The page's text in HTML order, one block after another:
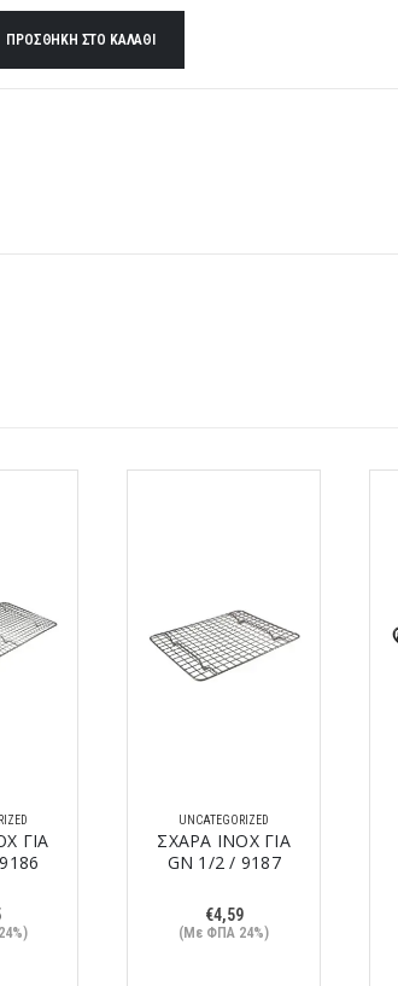
ΠΡΟΣΘΉΚΗ ΣΤΟ ΚΑΛΆΘΙ
ΓΙΑ
UNCATEGORIZED
ΣΧΑΡΑ ΙΝΟΧ ΓΙΑ
GN 1/2 / 9187
€4,59
(Με ΦΠΑ 24%)